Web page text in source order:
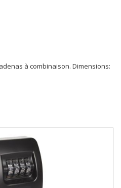
à combinaison. Dimensions: